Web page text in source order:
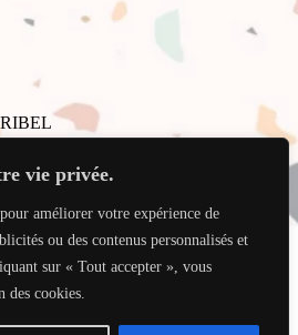
vie privée.
améliorer votre expérience de
ou des contenus personnalisés et
sur « Tout accepter », vous
des cookies.
parMy Freelance Rocks.